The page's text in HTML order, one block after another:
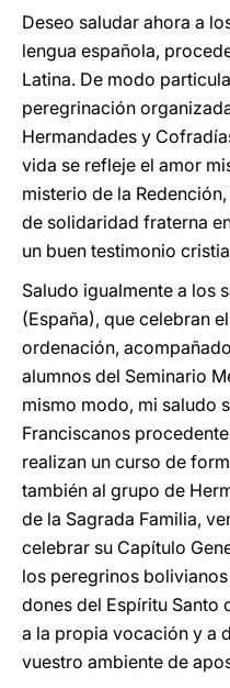
Deseo saludar ahora a
lengua española,
Latina. De modo
peregrinación
Hermandades y
vida se refleje el amor
misterio de la
de solidaridad fraterna
un buen testimonio
Saludo igualmente a los
(España), que celebran
ordenación,
alumnos del Seminario
mismo modo, mi saludo
Franciscanos
realizan un curso de
también al grupo de
de la Sagrada Familia,
celebrar su Capítulo
los peregrinos
dones del Espíritu Santo
a la propia vocación y a
vuestro ambiente de